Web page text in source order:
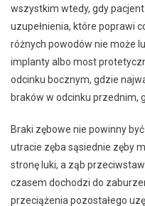
wszystkim wtedy, gdy
uzupełnienia, które poprawi
różnych powodów nie może
implanty albo most
odcinku bocznym, gdzie
braków w odcinku przednim,
Braki zębowe nie powinny
utracie zęba sąsiednie zęby
stronę luki, a ząb
czasem dochodzi do
przeciążenia pozostałego